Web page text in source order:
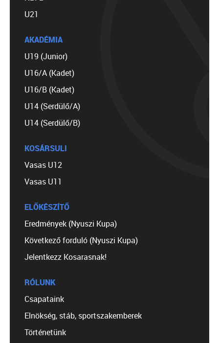
U21
AKADÉMIA
U19 (Junior)
U16/A (Kadet)
U16/B (Kadet)
U14 (Serdülő/A)
U14 (Serdülő/B)
KOSÁRSULI
Vasas U12
Vasas U11
ELŐKÉSZÍTŐ
Eredmények (Nyuszi Kupa)
Következő forduló (Nyuszi Kupa)
Jelentkezz Kosarasnak!
RÓLUNK
Csapataink
Elnökség, stáb, sportszakemberek
Történetünk